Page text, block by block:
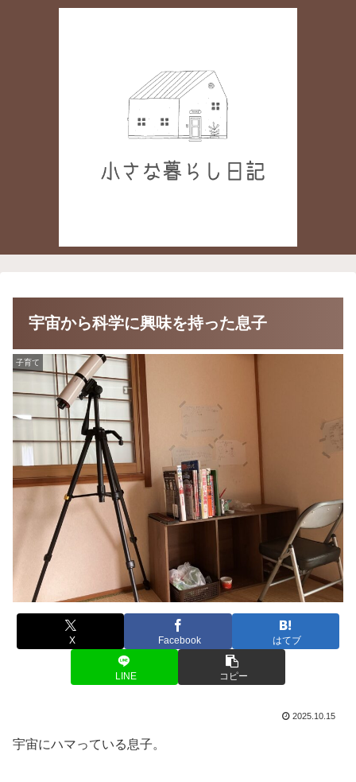
宇宙から科学に興味を持った息子
子育て
X Facebook はてブ
LINE コピー
2025.10.15
宇宙にハマっている息子。